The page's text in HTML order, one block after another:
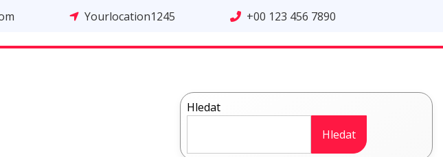
Yourlocation1245 +00 123 456 7890
Hledat
Hledat